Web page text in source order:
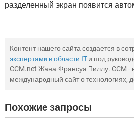
разделенный экран появится
Контент нашего сайта создается в
экспертами в области IT и под
CCM.net Жана-Франсуа Пиллу. CCM -
международный сайт о технологиях,
Похожие запросы